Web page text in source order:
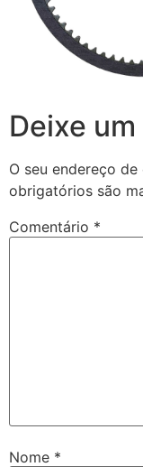
Deixe
O seu endereço
obrigatórios são
Comentário *
Nome *